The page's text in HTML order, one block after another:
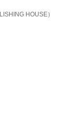
HOUSE）